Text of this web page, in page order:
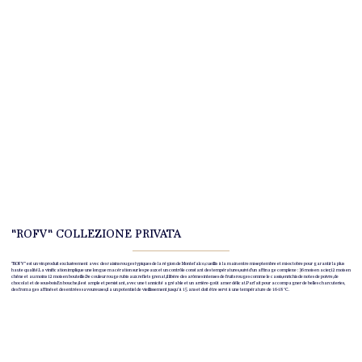
"ROFV" COLLEZIONE PRIVATA
"ROFV" est un vin produit exclusivement avec des raisins rouges typiques de la région de Montefalco, cueillis à la main entre mi-septembre et mi-octobre pour garantir la plus
haute qualité. La vinification implique une longue macération sur les peaux et un contrôle constant des températures, suivi d'un affinage complexe : 36 mois en acier, 12 mois en
chêne et au moins 12 mois en bouteille. De couleur rouge rubis aux reflets grenat, il libère des arômes intenses de fruits rouges comme le cassis, enrichis de notes de poivre, de
chocolat et de sous-bois. En bouche, il est ample et persistant, avec une tannicité agréable et un arrière-goût amer délicat. Parfait pour accompagner de belles charcuteries,
des fromages affinés et des entrées savoureuses, il a un potentiel de vieillissement jusqu'à 15 ans et doit être servi à une température de 16-18 °C.